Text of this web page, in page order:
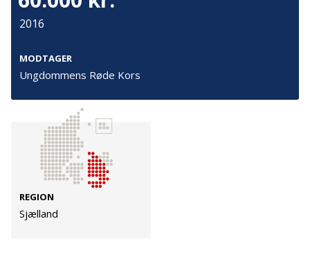
2016
MODTAGER
Ungdommens Røde Kors
REGION
Sjælland
Følg os
TryghedsGruppen
TrygFonden
Facebook LinkedIn